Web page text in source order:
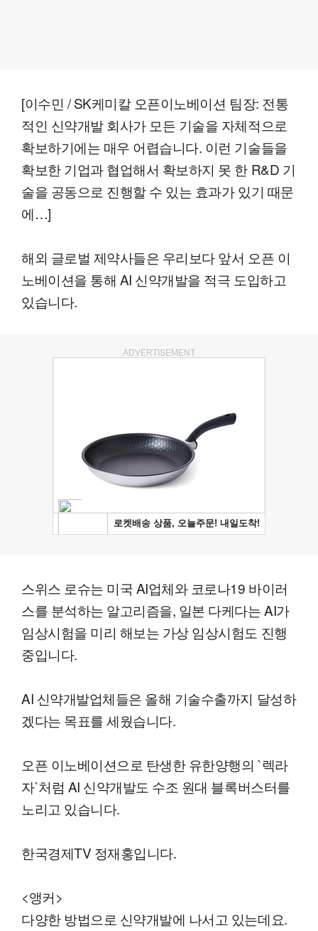
[이수민 / SK케미칼 오픈이노베이션 팀장: 전통
적인 신약개발 회사가 모든 기술을 자체적으로
확보하기에는 매우 어렵습니다. 이런 기술들을
확보한 기업과 협업해서 확보하지 못 한 R&D 기
술을 공동으로 진행할 수 있는 효과가 있기 때문
에…]
해외 글로벌 제약사들은 우리보다 앞서 오픈 이
노베이션을 통해 AI 신약개발을 적극 도입하고
있습니다.
ADVERTISEMENT
스위스 로슈는 미국 AI업체와 코로나19 바이러
스를 분석하는 알고리즘을, 일본 다케다는 AI가
임상시험을 미리 해보는 가상 임상시험도 진행
중입니다.
AI 신약개발업체들은 올해 기술수출까지 달성하
겠다는 목표를 세웠습니다.
오픈 이노베이션으로 탄생한 유한양행의 `렉라
자`처럼 AI 신약개발도 수조 원대 블록버스터를
노리고 있습니다.
한국경제TV 정재홍입니다.
<앵커>
다양한 방법으로 신약개발에 나서고 있는데요.